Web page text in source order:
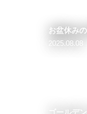
お盆休み
2025.08.08
ゴールデ